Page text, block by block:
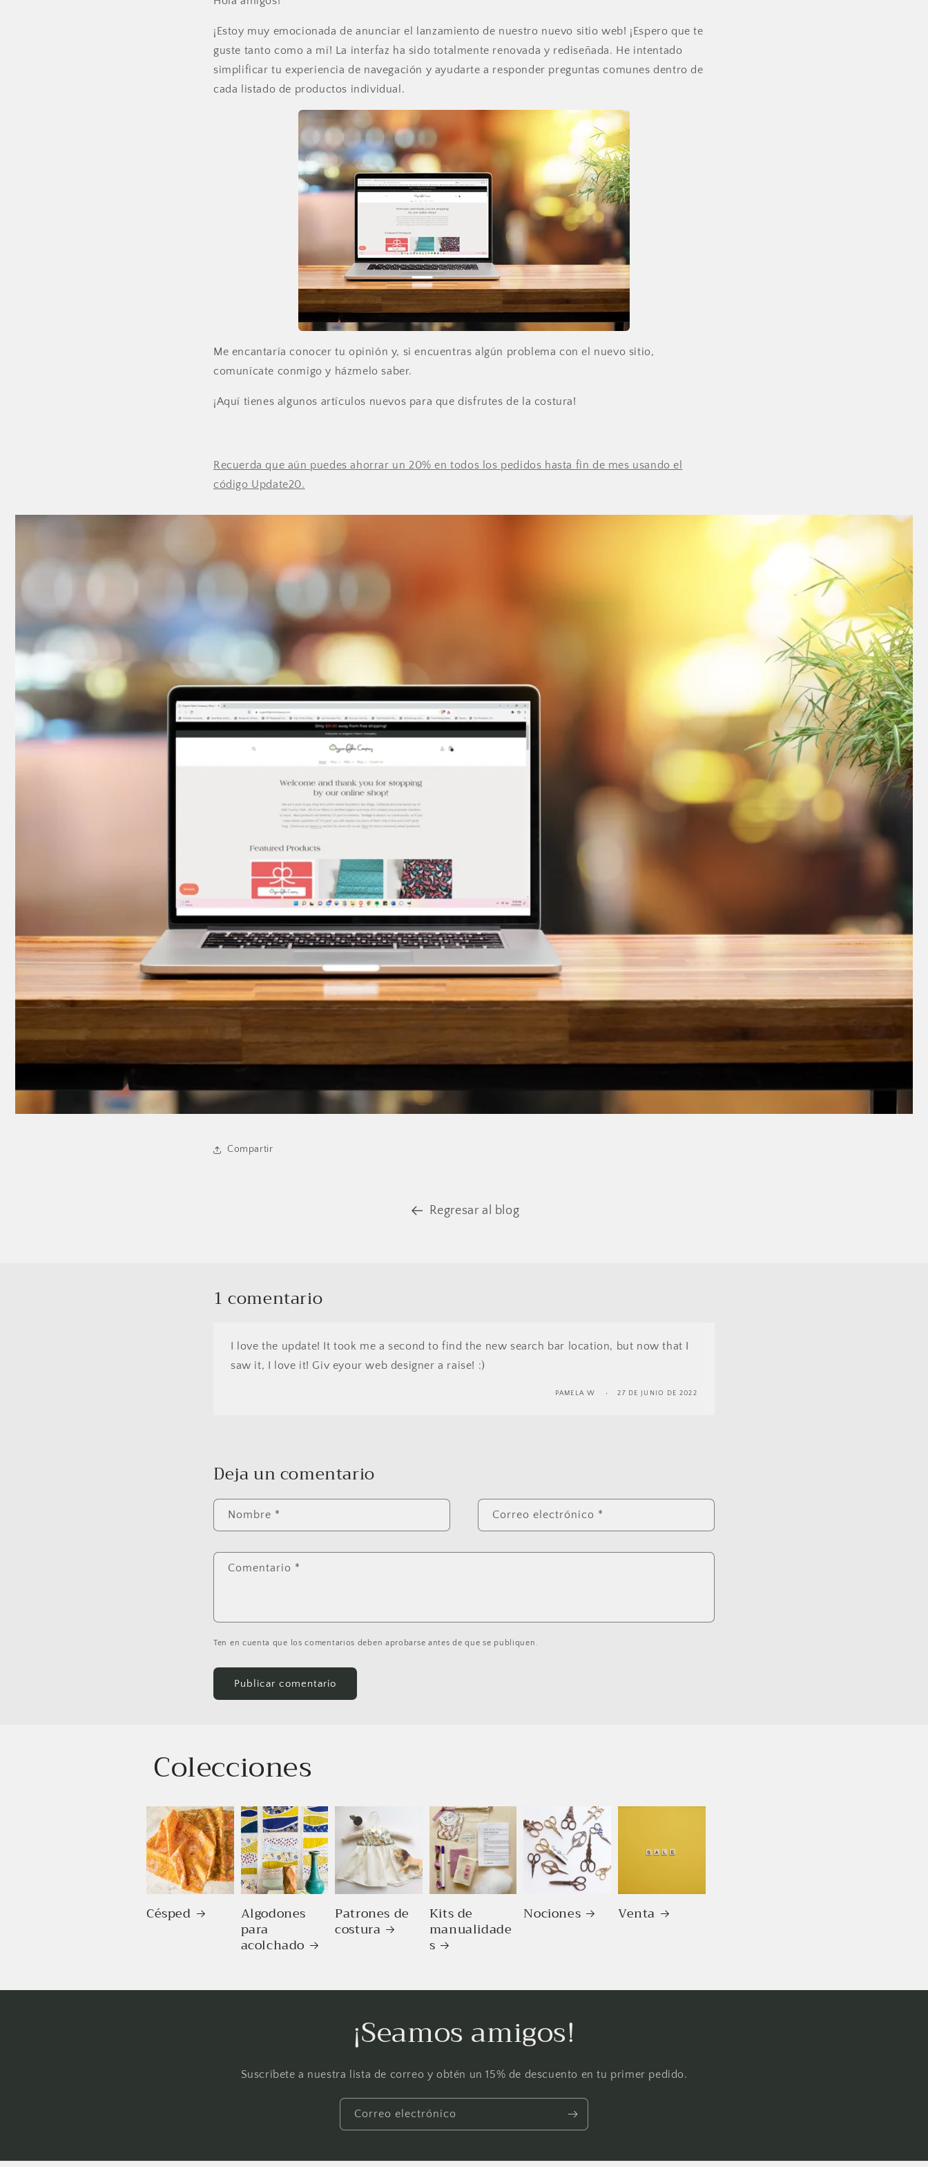
¡Estoy muy emocionada de anunciar el lanzamiento de nuestro nuevo sitio web! ¡Espero que te
guste tanto como a mí! La interfaz ha sido totalmente renovada y rediseñada. He intentado
simplificar tu experiencia de navegación y ayudarte a responder preguntas comunes dentro de
cada listado de productos individual.
Me encantaría conocer tu opinión y, si encuentras algún problema con el nuevo sitio,
comunícate conmigo y házmelo saber.
¡Aquí tienes algunos artículos nuevos para que disfrutes de la costura!
Recuerda que aún puedes ahorrar un 20% en todos los pedidos hasta fin de mes usando el
código Update20.
Compartir
Regresar al blog
1 comentario
I love the update! It took me a second to find the new search bar location, but now that I
saw it, I love it! Giv eyour web designer a raise! :)
PAMELA W 27 DE JUNIO DE 2022
Deja un comentario
Nombre * Correo electrónico *
Comentario *
Ten en cuenta que los comentarios deben aprobarse antes de que se publiquen.
Colecciones
Césped Algodones
para
acolchado
Patrones de
costura
Kits de
manualidade
s
Nociones Venta
¡Seamos amigos!
Suscríbete a nuestra lista de correo y obtén un 15% de descuento en tu primer pedido.
Correo electrónico